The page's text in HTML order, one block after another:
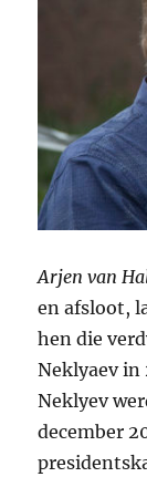
Arjen van
en afsloot,
hen die
Neklyaev in
Neklyev
december